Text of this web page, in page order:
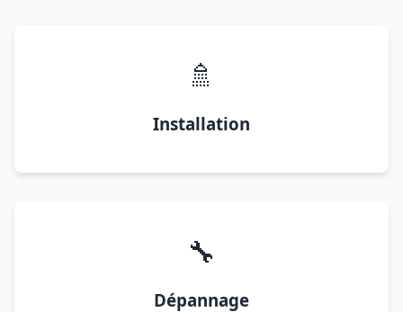
🚿
Installation
🔧
Dépannage